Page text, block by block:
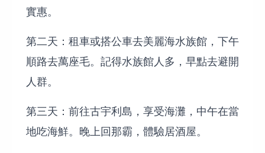
實惠。
第二天：租車或搭公車去美麗海水族館，下午
順路去萬座毛。記得水族館人多，早點去避開
人群。
第三天：前往古宇利島，享受海灘，中午在當
地吃海鮮。晚上回那霸，體驗居酒屋。